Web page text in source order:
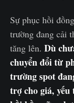
Sự phục hồi
trường đang cải
tăng lên. Dù
chuyển đổi từ
trường spot
trợ cho giá, yếu